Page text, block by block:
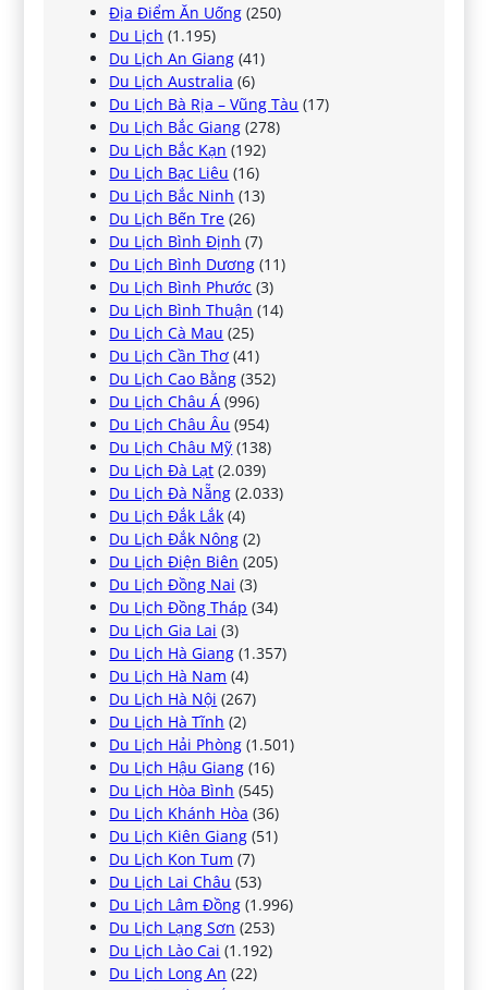
Địa Điểm Ăn Uống (250)
Du Lịch (1.195)
Du Lịch An Giang (41)
Du Lịch Australia (6)
Du Lịch Bà Rịa – Vũng Tàu (17)
Du Lịch Bắc Giang (278)
Du Lịch Bắc Kạn (192)
Du Lịch Bạc Liêu (16)
Du Lịch Bắc Ninh (13)
Du Lịch Bến Tre (26)
Du Lịch Bình Định (7)
Du Lịch Bình Dương (11)
Du Lịch Bình Phước (3)
Du Lịch Bình Thuận (14)
Du Lịch Cà Mau (25)
Du Lịch Cần Thơ (41)
Du Lịch Cao Bằng (352)
Du Lịch Châu Á (996)
Du Lịch Châu Âu (954)
Du Lịch Châu Mỹ (138)
Du Lịch Đà Lạt (2.039)
Du Lịch Đà Nẵng (2.033)
Du Lịch Đắk Lắk (4)
Du Lịch Đắk Nông (2)
Du Lịch Điện Biên (205)
Du Lịch Đồng Nai (3)
Du Lịch Đồng Tháp (34)
Du Lịch Gia Lai (3)
Du Lịch Hà Giang (1.357)
Du Lịch Hà Nam (4)
Du Lịch Hà Nội (267)
Du Lịch Hà Tĩnh (2)
Du Lịch Hải Phòng (1.501)
Du Lịch Hậu Giang (16)
Du Lịch Hòa Bình (545)
Du Lịch Khánh Hòa (36)
Du Lịch Kiên Giang (51)
Du Lịch Kon Tum (7)
Du Lịch Lai Châu (53)
Du Lịch Lâm Đồng (1.996)
Du Lịch Lạng Sơn (253)
Du Lịch Lào Cai (1.192)
Du Lịch Long An (22)